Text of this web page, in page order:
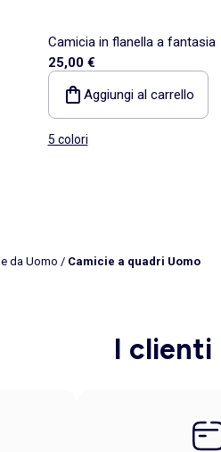
Camicia in flanella a fantasia
25,00 €
Aggiungi al carrello
5 colori
da Uomo / Camicie a quadri Uomo
I clienti